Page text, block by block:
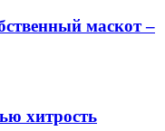
маскот –
хитрость